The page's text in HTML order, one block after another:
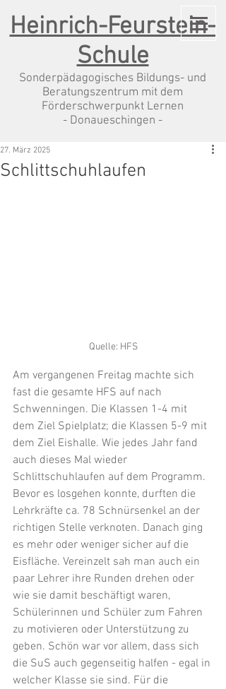
Heinrich-Feurstein-
Schule
Sonderpädagogisches Bildungs- und
Beratungszentrum mit dem
Förderschwerpunkt Lernen
- Donaueschingen -
Schlittschuhlaufen
27. März 2025
Quelle: HFS
Am vergangenen Freitag machte sich
fast die gesamte HFS auf nach
Schwenningen. Die Klassen 1-4 mit
dem Ziel Spielplatz; die Klassen 5-9 mit
dem Ziel Eishalle. Wie jedes Jahr fand
auch dieses Mal wieder
Schlittschuhlaufen auf dem Programm.
Bevor es losgehen konnte, durften die
Lehrkräfte ca. 78 Schnürsenkel an der
richtigen Stelle verknoten. Danach ging
es mehr oder weniger sicher auf die
Eisfläche. Vereinzelt sah man auch ein
paar Lehrer ihre Runden drehen oder
wie sie damit beschäftigt waren,
Schülerinnen und Schüler zum Fahren
zu motivieren oder Unterstützung zu
geben. Schön war vor allem, dass sich
die SuS auch gegenseitig halfen - egal in
welcher Klasse sie sind. Für die